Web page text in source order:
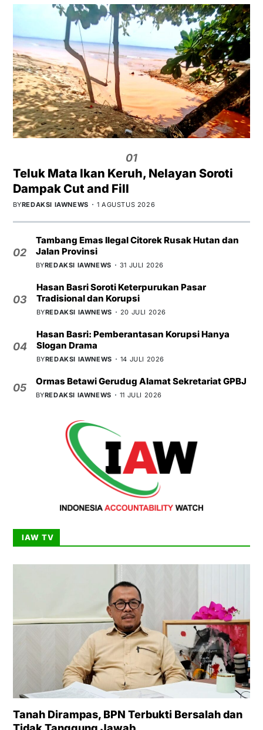
01
Teluk Mata Ikan Keruh, Nelayan Soroti
Dampak Cut and Fill
BYREDAKSI IAWNEWS 1 AGUSTUS 2026
02
Tambang Emas Ilegal Citorek Rusak Hutan dan
Jalan Provinsi
BYREDAKSI IAWNEWS 31 JULI 2026
03
Hasan Basri Soroti Keterpurukan Pasar
Tradisional dan Korupsi
BYREDAKSI IAWNEWS 20 JULI 2026
04
Hasan Basri: Pemberantasan Korupsi Hanya
Slogan Drama
BYREDAKSI IAWNEWS 14 JULI 2026
05
Ormas Betawi Gerudug Alamat Sekretariat GPBJ
BYREDAKSI IAWNEWS 11 JULI 2026
IAW TV
Tanah Dirampas, BPN Terbukti Bersalah dan